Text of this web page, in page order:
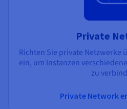
Private
Richten Sie private Netzwerke
ein, um Instanzen
zu
Private Network